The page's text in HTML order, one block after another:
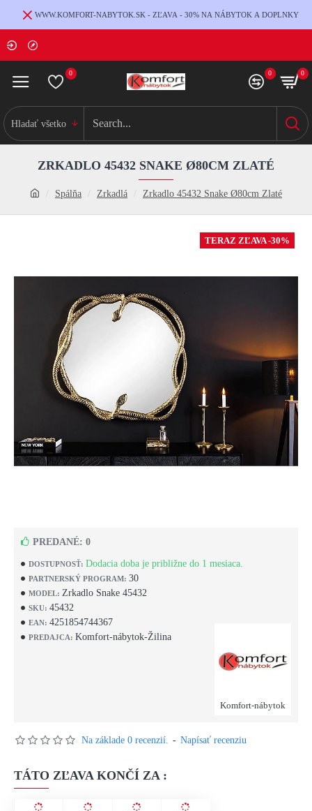
WWW.KOMFORT-NABYTOK.SK - ZĽAVA - 30% NA NÁBYTOK A DOPLNKY
0 0 0
Hladať všetko
Spálňa Zrkadlá Zrkadlo 45432 Snake Ø80cm Zlaté
ZRKADLO 45432 SNAKE Ø80CM ZLATÉ
TERAZ ZĽAVA -30%
DOSTUPNOSŤ: Dodacia doba je približne do 1 mesiaca.
PARTNERSKÝ PROGRAM: 30
MODEL: Zrkadlo Snake 45432
SKU: 45432
EAN: 4251854744367
PREDAJCA: Komfort-nábytok-Žilina
Komfort-nábytok
PREDANÉ: 0
Na základe 0 recenzií. - Napísať recenziu
TÁTO ZĽAVA KONČÍ ZA :